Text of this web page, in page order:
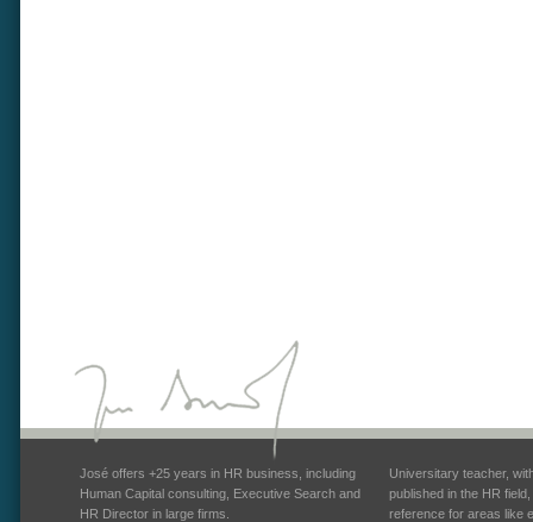
José offers +25 years in HR business, including
Human Capital consulting, Executive Search and
HR Director in large firms.
Universitary teacher,
published in the HR
reference for areas like